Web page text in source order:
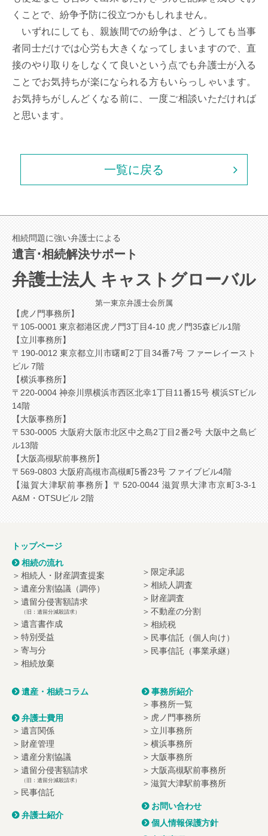
くことで、紛争予防に役立つかもしれません。
いずれにしても、親族間での紛争は、どうしても当事
者同士だけでは心労も大きくなってしまいますので、直
接のやり取りをしなくて良いという点でも弁護士が入る
ことでお気持ちが楽になられる方もいらっしゃいます。
お気持ちがしんどくなる前に、一度ご相談いただければ
一覧に戻る
相続問題に強い弁護士による
遺言･相続解決サポート
弁護士法人 キャストグローバル
第一東京弁護士会所属
【虎ノ門事務所】
〒105-0001 東京都港区虎ノ門3丁目4-10 虎ノ門35森ビル1階
【立川事務所】
〒190-0012 東京都立川市曙町2丁目34番7号 ファーレイースト
ビル 7階
【横浜事務所】
〒220-0004 神奈川県横浜市西区北幸1丁目11番15号 横浜STビル
14階
【大阪事務所】
〒530-0005 大阪府大阪市北区中之島2丁目2番2号 大阪中之島ビ
ル13階
【大阪高槻駅前事務所】
〒569-0803 大阪府高槻市高槻町5番23号 ファイブビル4階
【滋賀大津駅前事務所】 〒520-0044 滋賀県大津市京町3-3-1
A&M・OTSUビル 2階
トップページ
相続の流れ
相続人・財産調査提案
遺産分割協議（調停）
遺留分侵害額請求
（旧：遺留分減殺請求）
遺言書作成
特別受益
寄与分
相続放棄
限定承認
相続人調査
財産調査
不動産の分割
相続税
民事信託（個人向け）
民事信託（事業承継）
遺産・相続コラム
弁護士費用
遺言関係
財産管理
遺産分割協議
遺留分侵害額請求
（旧：遺留分減殺請求）
民事信託
弁護士紹介
事務所紹介
事務所一覧
虎ノ門事務所
立川事務所
横浜事務所
大阪事務所
大阪高槻駅前事務所
滋賀大津駅前事務所
お問い合わせ
個人情報保護方針